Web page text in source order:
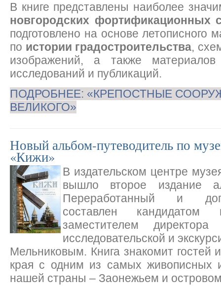
В книге представлены наиболее
новгородских фортификационных
подготовлено на основе летописного
по истории градостроительства,
изображений, а также
исследований и публикаций.
ПОДРОБНЕЕ: «КРЕПОСТНЫЕ
ВЕЛИКОГО»
Новый альбом-путеводитель по
«Кижи»
В издательском центре
вышло второе издание
Переработанный и
составлен кандидатом
заместителем
исследовательской и
Мельниковым. Книга знакомит гостей
края с одним из самых живописных
нашей страны – Заонежьем и